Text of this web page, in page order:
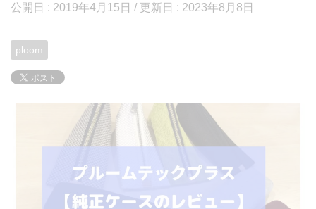
公開日 : 2019年4月15日 / 更新日 : 2023年8月8日
ploom